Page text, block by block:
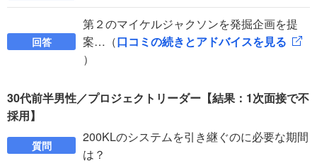
回答
第２のマイケルジャクソンを発掘企画を提
案…（口コミの続きとアドバイスを見る
）
30代前半男性／プロジェクトリーダー【結果：1次面接で不
採用】
質問
200KLのシステムを引き継ぐのに必要な期間
は？